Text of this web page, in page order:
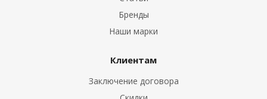
Бренды
Наши марки
Клиентам
Заключение договора